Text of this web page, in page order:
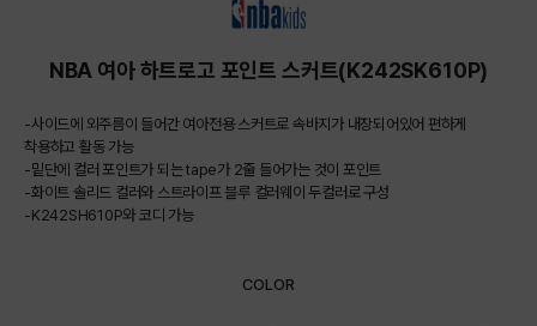
NBA 여아 하트로고 포인트 스커트(K242SK610P)
-사이드에 외주름이 들어간 여아전용 스커트로 속바지가 내장되어있어 편하게
착용하고 활동 가능
-밑단에 컬러 포인트가 되는 tape가 2줄 들어가는 것이 포인트
-화이트 솔리드 컬러와 스트라이프 블루 컬러웨이 두컬러로 구성
-K242SH610P와 코디 가능
COLOR